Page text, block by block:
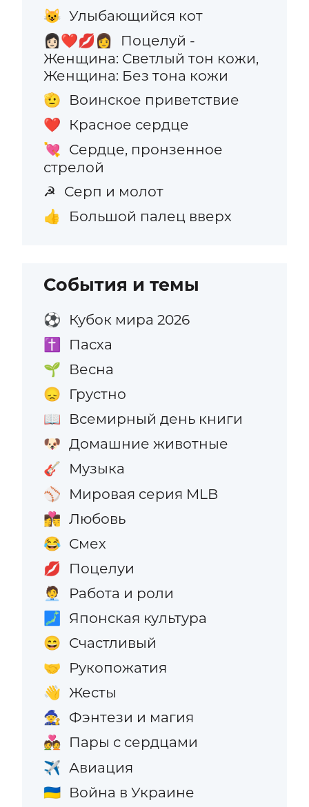
😺 Улыбающийся кот
👩🏻‍❤️‍💋‍👩
Поцелуй -
Женщина: Светлый тон кожи,
Женщина: Без тона кожи
🫡 Воинское приветствие
❤️ Красное сердце
💘 Сердце, пронзенное
стрелой
☭ Серп и молот
👍 Большой палец вверх
События и темы
⚽ Кубок мира 2026
✝️ Пасха
🌱 Весна
😞 Грустно
📖 Всемирный день книги
🐶 Домашние животные
🎸 Музыка
⚾ Мировая серия MLB
👩‍❤️‍💋‍👨 Любовь
😂 Смех
💋 Поцелуи
🧑‍💼 Работа и роли
🗾 Японская культура
😄 Счастливый
🤝 Рукопожатия
👋 Жесты
🧙 Фэнтези и магия
💑 Пары с сердцами
✈️ Авиация
🇺🇦 Война в Украине